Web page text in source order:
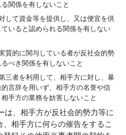
関係を有しないこと
して資金等を提供し、又は便宜を供
いると認められる関係を有しない
質的に関与している者が反社会的勢
べき関係を有しないこと
三者を利用して、相手方に対し、暴
言辞を用いず、相手方の名誉や信
手方の業務を妨害しないこと
は、相手方が反社会的勢力等に
、相手方に何らの催告をするこ